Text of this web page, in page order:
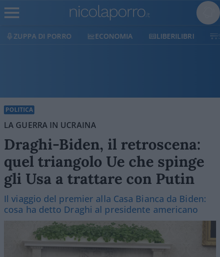
ECONOMIA LIBERILIBRI SHOP SOSTIENICI
POLITICA
LA GUERRA IN UCRAINA
Draghi-Biden, il retroscena:
quel triangolo Ue che spinge
gli Usa a trattare con Putin
Il viaggio del premier alla Casa Bianca da Biden:
cosa ha detto Draghi al presidente americano